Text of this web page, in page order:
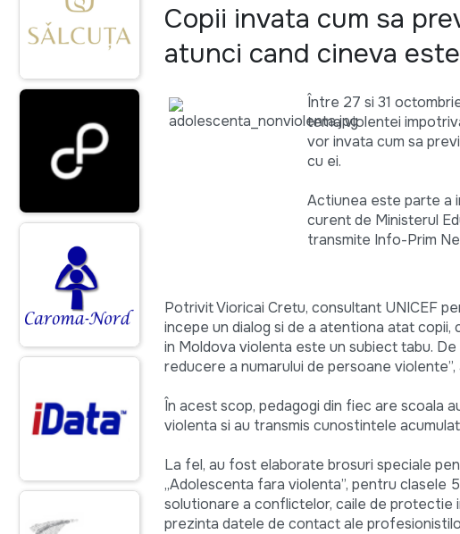
Copii invata cum sa
atunci cand cineva
Între 27 si 31
tema violentei
vor invata cum sa
cu ei.
Actiunea este parte a
curent de Ministerul
transmite Info-Prim
Potrivit Vioricai Cretu, consultant UNICEF
incepe un dialog si de a atentiona atat
in Moldova violenta este un subiect tabu.
reducere a numarului de persoane
În acest scop, pedagogi din fiec are scoala
violenta si au transmis cunostintele
La fel, au fost elaborate brosuri speciale
„Adolescenta fara violenta”, pentru
solutionare a conflictelor, caile de protectie
prezinta datele de contact ale